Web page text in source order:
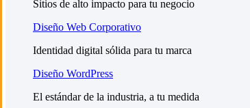
Sitios de alto impacto para tu negocio
Diseño Web Corporativo
Identidad digital sólida para tu marca
Diseño WordPress
El estándar de la industria, a tu medida